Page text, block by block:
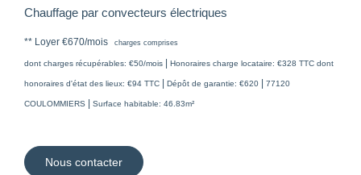
Chauffage par convecteurs électriques
** Loyer €670/mois charges comprises
dont charges récupérables: €50/mois | Honoraires charge locataire: €328 TTC dont
honoraires d'état des lieux: €94 TTC | Dépôt de garantie: €620 | 77120
COULOMMIERS | Surface habitable: 46.83m²
Nous contacter